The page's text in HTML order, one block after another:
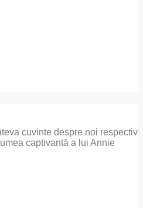
cuvinte despre noi respectiv
captivantă a lui Annie